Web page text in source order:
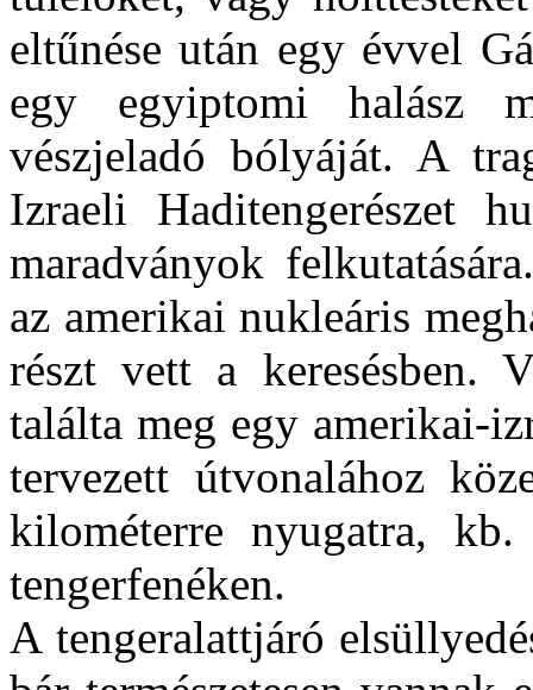
eltűnése után egy évvel
egy egyiptomi halász
vészjeladó bólyáját. A
Izraeli Haditengerészet
maradványok
az amerikai nukleáris
részt vett a keresésben.
találta meg egy amerikai-
tervezett útvonalához
kilométerre nyugatra,
tengerfenéken.
A tengeralattjáró